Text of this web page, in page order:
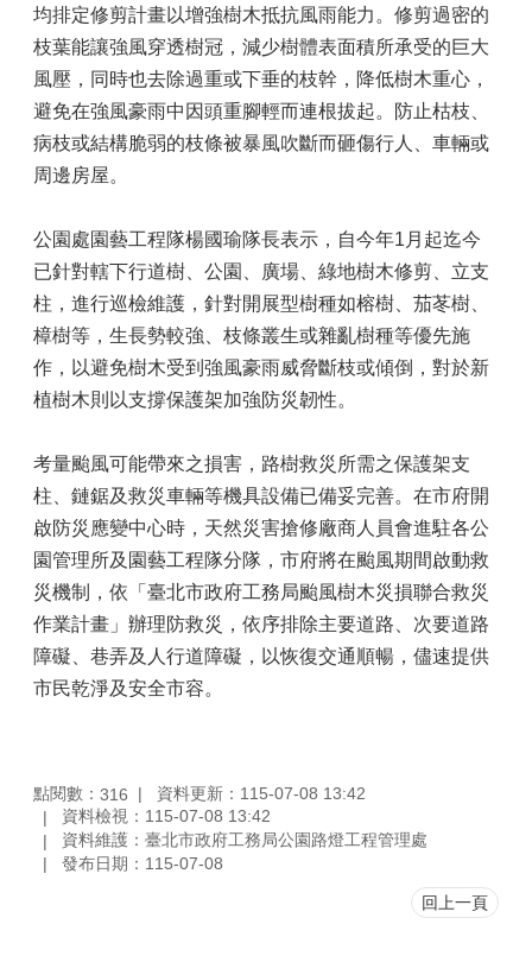
均排定修剪計畫以增強樹木抵抗風雨能力。修剪過密的
枝葉能讓強風穿透樹冠，減少樹體表面積所承受的巨大
風壓，同時也去除過重或下垂的枝幹，降低樹木重心，
避免在強風豪雨中因頭重腳輕而連根拔起。防止枯枝、
病枝或結構脆弱的枝條被暴風吹斷而砸傷行人、車輛或
周邊房屋。
公園處園藝工程隊楊國瑜隊長表示，自今年1月起迄今
已針對轄下行道樹、公園、廣場、綠地樹木修剪、立支
柱，進行巡檢維護，針對開展型樹種如榕樹、茄苳樹、
樟樹等，生長勢較強、枝條叢生或雜亂樹種等優先施
作，以避免樹木受到強風豪雨威脅斷枝或傾倒，對於新
植樹木則以支撐保護架加強防災韌性。
考量颱風可能帶來之損害，路樹救災所需之保護架支
柱、鏈鋸及救災車輛等機具設備已備妥完善。在市府開
啟防災應變中心時，天然災害搶修廠商人員會進駐各公
園管理所及園藝工程隊分隊，市府將在颱風期間啟動救
災機制，依「臺北市政府工務局颱風樹木災損聯合救災
作業計畫」辦理防救災，依序排除主要道路、次要道路
障礙、巷弄及人行道障礙，以恢復交通順暢，儘速提供
市民乾淨及安全市容。
點閱數： 316
資料更新：115-07-08 13:42
資料檢視：115-07-08 13:42
資料維護：臺北市政府工務局公園路燈工程管理處
發布日期：115-07-08
回上一頁